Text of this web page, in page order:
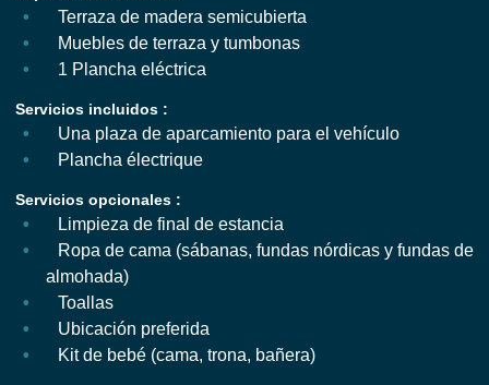
Terraza de madera semicubierta
Muebles de terraza y tumbonas
1 Plancha eléctrica
Servicios incluidos :
Una plaza de aparcamiento para el vehículo
Plancha électrique
Servicios opcionales :
Limpieza de final de estancia
Ropa de cama (sábanas, fundas nórdicas y fundas de
almohada)
Toallas
Ubicación preferida
Kit de bebé (cama, trona, bañera)